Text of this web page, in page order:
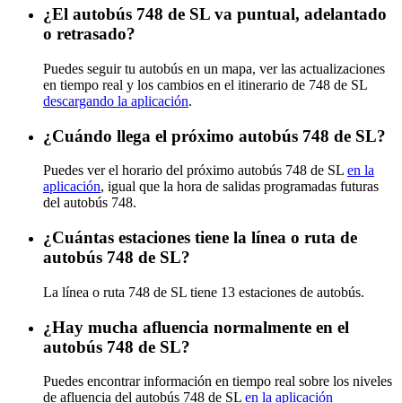
¿El autobús 748 de SL va puntual, adelantado
o retrasado?
Puedes seguir tu autobús en un mapa, ver las actualizaciones
en tiempo real y los cambios en el itinerario de 748 de SL
descargando la aplicación.
¿Cuándo llega el próximo autobús 748 de SL?
Puedes ver el horario del próximo autobús 748 de SL en la
aplicación, igual que la hora de salidas programadas futuras
del autobús 748.
¿Cuántas estaciones tiene la línea o ruta de
autobús 748 de SL?
La línea o ruta 748 de SL tiene 13 estaciones de autobús.
¿Hay mucha afluencia normalmente en el
autobús 748 de SL?
Puedes encontrar información en tiempo real sobre los niveles
de afluencia del autobús 748 de SL en la aplicación